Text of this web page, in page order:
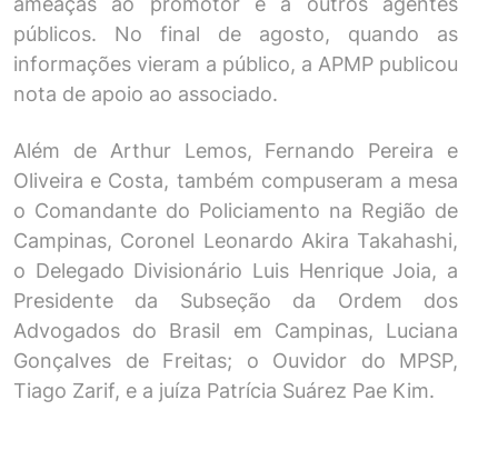
públicos. No final de agosto, quando as
informações vieram a público, a APMP publicou
nota de apoio ao associado.
Além de Arthur Lemos, Fernando Pereira e
Oliveira e Costa, também compuseram a mesa
o Comandante do Policiamento na Região de
Campinas, Coronel Leonardo Akira Takahashi,
o Delegado Divisionário Luis Henrique Joia, a
Presidente da Subseção da Ordem dos
Advogados do Brasil em Campinas, Luciana
Gonçalves de Freitas; o Ouvidor do MPSP,
Tiago Zarif, e a juíza Patrícia Suárez Pae Kim.